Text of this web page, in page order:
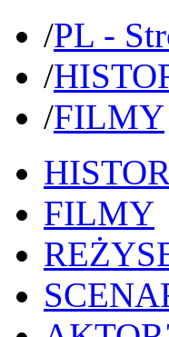
/PL -
/
/FILMY
FILMY